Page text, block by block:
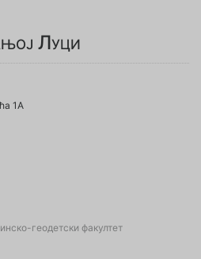
Луци
1А
геодетски факултет